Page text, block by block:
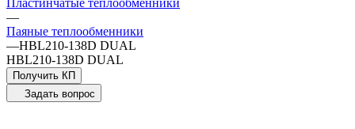
—
Паяные теплообменники
—HBL210-138D DUAL
HBL210-138D DUAL
Получить КП
Задать вопрос